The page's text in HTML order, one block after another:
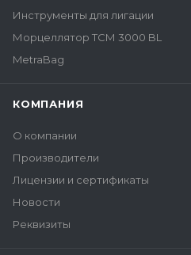
Инструменты для лигации
Морцеллятор ТСМ 3000 BL
MetraBag
КОМПАНИЯ
О компании
Производители
Лицензии и сертификаты
Новости
Реквизиты